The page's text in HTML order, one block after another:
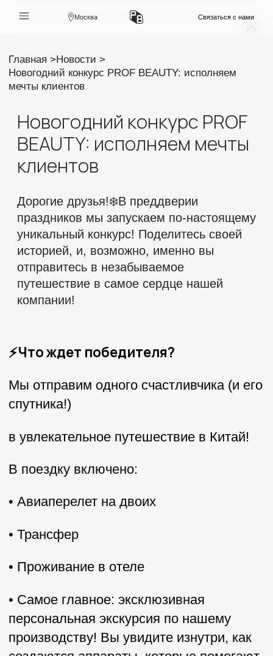
Москва Связаться с нами
Главная
Новости
Новогодний конкурс PROF BEAUTY: исполняем
мечты клиентов
Новогодний конкурс PROF
BEAUTY: исполняем мечты
клиентов
Дорогие друзья!❄️В преддверии
праздников мы запускаем по-настоящему
уникальный конкурс! Поделитесь своей
историей, и, возможно, именно вы
отправитесь в незабываемое
путешествие в самое сердце нашей
компании!
⚡Что ждет победителя?
Мы отправим одного счастливчика (и его
спутника!)
в увлекательное путешествие в Китай!
В поездку включено:
• Авиаперелет на двоих
• Трансфер
• Проживание в отеле
• Самое главное: эксклюзивная
персональная экскурсия по нашему
производству! Вы увидите изнутри, как